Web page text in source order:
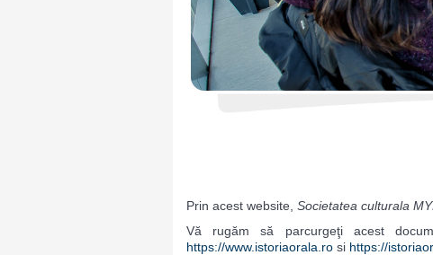
Prin acest website, Societatea culturala
Vă rugăm să parcurgeţi acest
https://www.istoriaorala.ro si https://